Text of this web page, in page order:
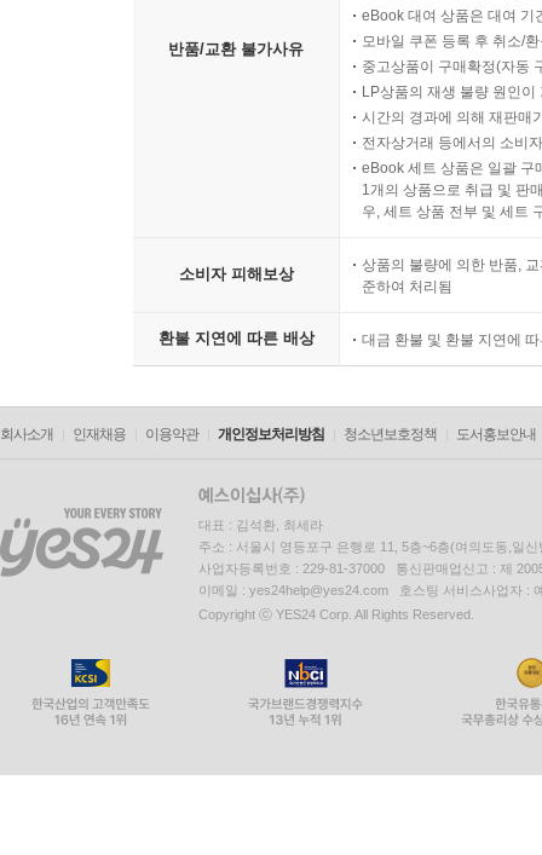
틀을 깨는 생각을 이끄는 대화 201
창의적 도전을 격려하는 말 203
세상에 없던 생각을 키우는 부모의 대화 205
제9장 사춘기 아이와 관계를 지키는 말 207
잔소리 대신 신뢰를 주는 말 209
대화의 문을 여는 공감 대화 211
자율성을 인정하는 대화 215
상처 주지 않고 훈육하는 말 217
거리감을 줄이는 부모의 대화 219
제10장 AI 시대를 효과적으로 살아갈 아이를 만드
AI를 똑똑하게 활용하게 하는 말 231
디지털 정보를 판단하게 하는 대화 233
AI와 협력하는 방법을 알려주는 말 235
인간다운 감성을 키우는 말 239
공감 능력을 길러주는 부모의 대화 241
반품/교환 불가사유
eBook 대여 상품은 대여 기
모바일 쿠폰 등록 후 취소/
중고상품이 구매확정(자동
LP상품의 재생 불량 원인
시간의 경과에 의해 재판매
전자상거래 등에서의 소비
eBook 세트 상품은 일괄 구
1개의 상품으로 취급 및 판
우, 세트 상품 전부 및 세트
소비자 피해보상
상품의 불량에 의한 반품,
준하여 처리됨
환불 지연에 따른 배상 대금 환불 및 환불 지연에
회사소개 인재채용 이용약관 개인정보처리방침 청소년보호정책 도서홍보안내
대표 : 김석환, 최세라
주소 : 서울시 영등포구 은행로 11, 5층~6층(여의도동,일신
사업자등록번호 : 229-81-37000 통신판매업신고 : 제
이메일 : yes24help@yes24.com 호스팅 서비스사업자 :
Copyright ⓒ YES24 Corp. All Rights Reserved.